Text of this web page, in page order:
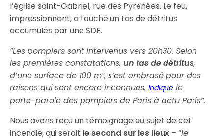
l’église saint-Gabriel, rue des Pyrénées. Le feu,
impressionnant, a touché un tas de détritus
accumulés par une SDF.
“Les pompiers sont intervenus vers 20h30. Selon
les premières constatations,un tas de détritus,
d’une surface de 100 m², s’est embrasé pour des
raisons qui sont encore inconnues,indique le
porte-parole des pompiers de Paris à actu Paris”.
Nous avons reçu un témoignage au sujet de cet
incendie, qui serait le second sur les lieux – “le